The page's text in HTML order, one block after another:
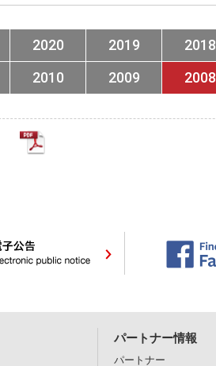
2020 2019 2018
2010 2009 2008
パートナー情報
パートナー